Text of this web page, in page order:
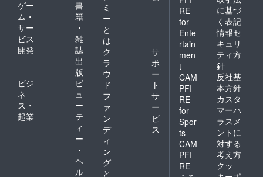
ト運輸
様）の
「こね
こ便」
の予定
です。
クロネ
コさん
が、あ
なたの
元へ大
切に運
んでく
れる。
そんな
気持ち
を込め
ていま
） ・用
紙：光
沢紙
（アー
トポス
ト）
220KG
・印刷
ラー：
表面カ
ラー／
裏面モ
ノクロ
・切
手：無
▼『ホ
ゲー
ム・
サー
ビス
開発
書
籍
・
雑
誌
出
版
ビジ
ネ
ス・
起業
ビ
ュ
ー
テ
ィ
ー
・
ヘ
ル
ミ
ー
と
は
ク
ラ
ウ
ド
フ
ァ
ン
デ
ィ
ン
グ
と
サ
ポ
ー
ト
サ
ー
ビ
ス
RE
for
Ente
rtain
men
t
CAM
PFI
RE
for
Spor
ts
CAM
PFI
RE
に基づ
く表記
情報セ
キュリ
ティ方
針
反社基
本方針
カスタ
マーハ
ラスメ
ントに
対する
考え方
クッ